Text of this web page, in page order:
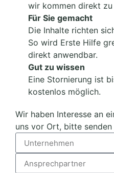
wir kommen direkt zu
Für Sie gemacht
Die Inhalte richten
So wird Erste Hilfe
direkt anwendbar.
Gut zu wissen
Eine Stornierung ist
kostenlos möglich.
Wir haben Interesse an
uns vor Ort, bitte